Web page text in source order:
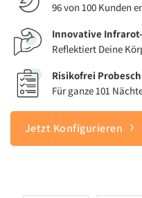
96 von 100 Kunden
Innovative
Reflektiert Deine
Risikofrei
Für ganze 101
Jetzt Konfigurieren